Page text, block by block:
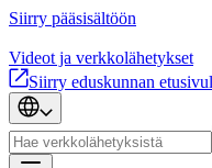
Siirry pääsisältöön
Videot ja verkkolähetykset
Siirry eduskunnan